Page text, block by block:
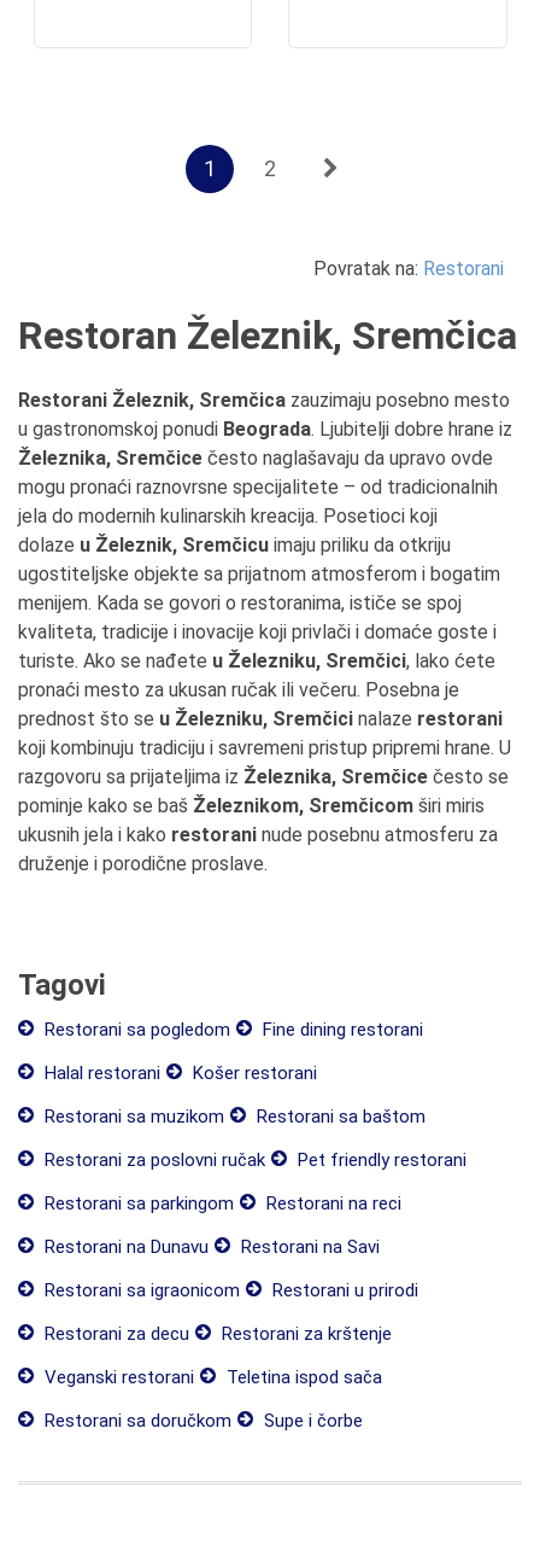
1 2
Povratak na: Restorani
Restoran Železnik, Sremčica
Restorani Železnik, Sremčica zauzimaju posebno mesto
u gastronomskoj ponudi Beograda. Ljubitelji dobre hrane iz
Železnika, Sremčice često naglašavaju da upravo ovde
mogu pronaći raznovrsne specijalitete – od tradicionalnih
jela do modernih kulinarskih kreacija. Posetioci koji
dolaze u Železnik, Sremčicu imaju priliku da otkriju
ugostiteljske objekte sa prijatnom atmosferom i bogatim
menijem. Kada se govori o restoranima, ističe se spoj
kvaliteta, tradicije i inovacije koji privlači i domaće goste i
turiste. Ako se nađete u Železniku, Sremčici, lako ćete
pronaći mesto za ukusan ručak ili večeru. Posebna je
prednost što se u Železniku, Sremčici nalaze restorani
koji kombinuju tradiciju i savremeni pristup pripremi hrane. U
razgovoru sa prijateljima iz Železnika, Sremčice često se
pominje kako se baš Železnikom, Sremčicom širi miris
ukusnih jela i kako restorani nude posebnu atmosferu za
druženje i porodične proslave.
Tagovi
Restorani sa pogledom
Fine dining restorani
Halal restorani
Košer restorani
Restorani sa muzikom
Restorani sa baštom
Restorani za poslovni ručak
Pet friendly restorani
Restorani sa parkingom
Restorani na reci
Restorani na Dunavu
Restorani na Savi
Restorani sa igraonicom
Restorani u prirodi
Restorani za decu
Restorani za krštenje
Veganski restorani
Teletina ispod sača
Restorani sa doručkom
Supe i čorbe